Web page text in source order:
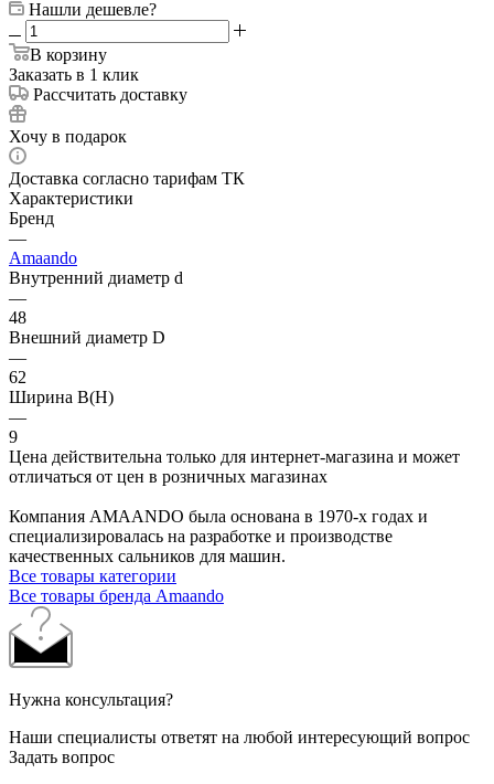
Нашли дешевле?
В корзину
Заказать в 1 клик
Рассчитать доставку
Хочу в подарок
Доставка согласно тарифам ТК
Характеристики
Бренд
—
Amaando
Внутренний диаметр d
—
48
Внешний диаметр D
—
62
Ширина B(H)
—
9
Цена действительна только для интернет-магазина и может
отличаться от цен в розничных магазинах
Компания AMAANDO была основана в 1970-х годах и
специализировалась на разработке и производстве
качественных сальников для машин.
Все товары категории
Все товары бренда Amaando
Нужна консультация?
Наши специалисты ответят на любой интересующий вопрос
Задать вопрос